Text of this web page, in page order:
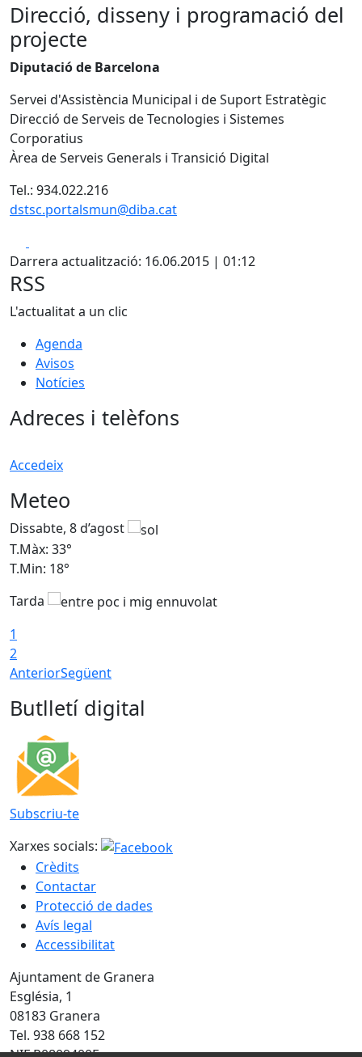
Direcció, disseny i programació del
projecte
Diputació de Barcelona
Servei d'Assistència Municipal i de Suport Estratègic
Direcció de Serveis de Tecnologies i Sistemes
Corporatius
Àrea de Serveis Generals i Transició Digital
Tel.: 934.022.216
dstsc.portalsmun@diba.cat
Darrera actualització: 16.06.2015 | 01:12
RSS
L'actualitat a un clic
Agenda
Avisos
Notícies
Adreces i telèfons
Accedeix
Meteo
Dissabte, 8 d’agost
T.Màx: 33°
T.Min: 18°
Tarda
1
2
AnteriorSegüent
Butlletí digital
Subscriu-te
Xarxes socials:
Crèdits
Contactar
Protecció de dades
Avís legal
Accessibilitat
Ajuntament de Granera
Església, 1
08183 Granera
Tel. 938 668 152